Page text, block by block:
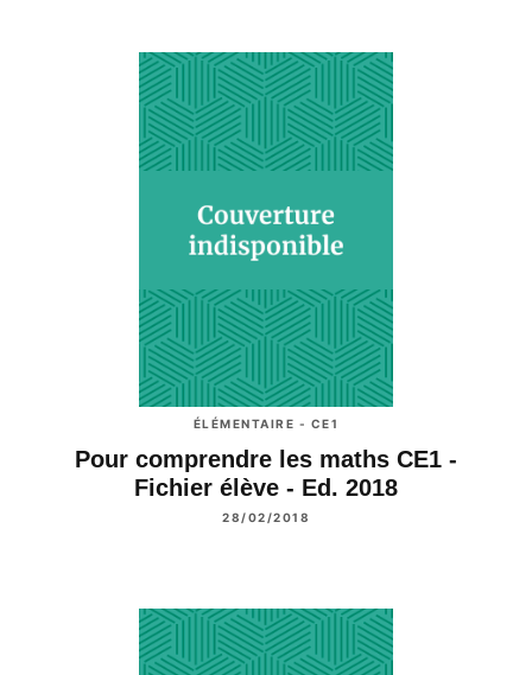
ÉLÉMENTAIRE - CE1
Pour comprendre les maths CE1 -
Fichier élève - Ed. 2018
28/02/2018